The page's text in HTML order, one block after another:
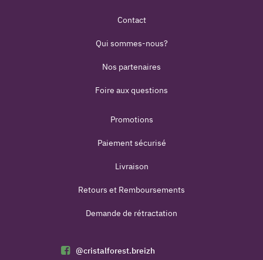
Contact
Qui sommes-nous?
Nos partenaires
Foire aux questions
Promotions
Paiement sécurisé
Livraison
Retours et Remboursements
Demande de rétractation
@cristalforest.breizh